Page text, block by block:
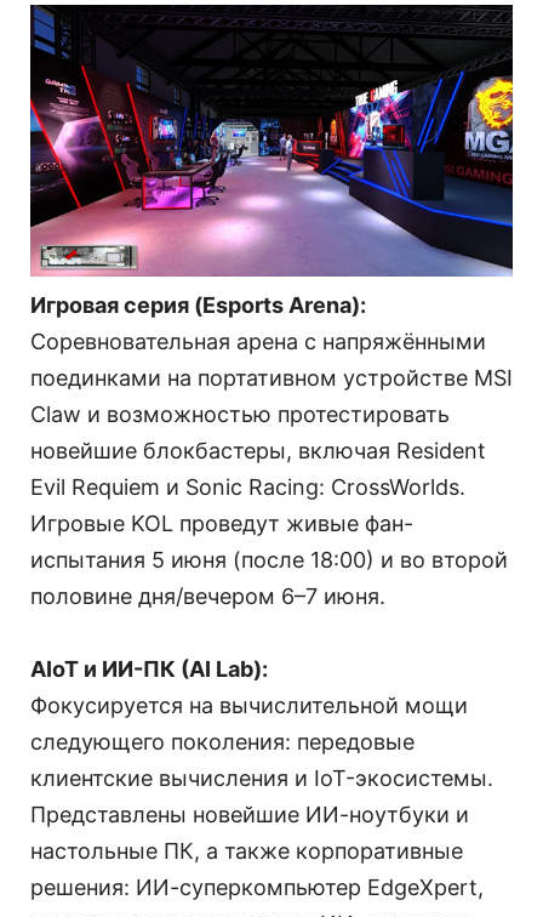
Игровая серия (Esports Arena):
Соревновательная арена с напряжёнными
поединками на портативном устройстве MSI
Claw и возможностью протестировать
новейшие блокбастеры, включая Resident
Evil Requiem и Sonic Racing: CrossWorlds.
Игровые KOL проведут живые фан-
испытания 5 июня (после 18:00) и во второй
половине дня/вечером 6–7 июня.
AIoT и ИИ-ПК (AI Lab):
Фокусируется на вычислительной мощи
следующего поколения: передовые
клиентские вычисления и IoT-экосистемы.
Представлены новейшие ИИ-ноутбуки и
настольные ПК, а также корпоративные
решения: ИИ-суперкомпьютер EdgeXpert,